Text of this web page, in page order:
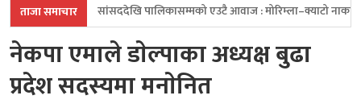
ताजा समाचार
पालिकासम्मको एउटै आवाज : मोरिम्ला–क्याटो नाका तत्काल खोल चारबुँदे
नेकपा एमाले डाेल्पाका अध्यक्ष बुढा
प्रदेश सदस्यमा मनाेनित